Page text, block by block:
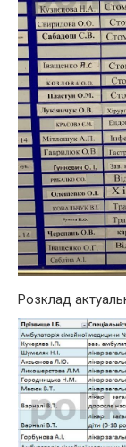
Розклад